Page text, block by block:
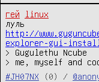
гей
linux
http://
explorer-gui-
> Gugulethu Ncube
> me, myself and
#JH07NX
(0) /